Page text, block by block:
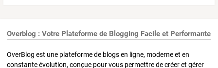
Overblog : Votre Plateforme de Blogging Facile et Performante
OverBlog est une plateforme de blogs en ligne, moderne et en
constante évolution, conçue pour vous permettre de créer et gérer